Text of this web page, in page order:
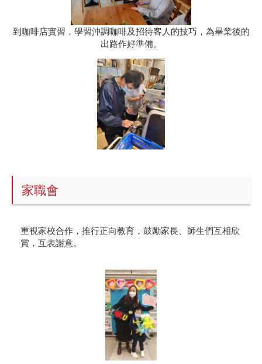
到咖啡店實習，學習沖調咖啡及招待客人的技巧，為畢業後的
出路作好準備。
家職會
重視家校合作，推行正向教育，鼓勵家長、師生們互相欣
賞，互表謝意。